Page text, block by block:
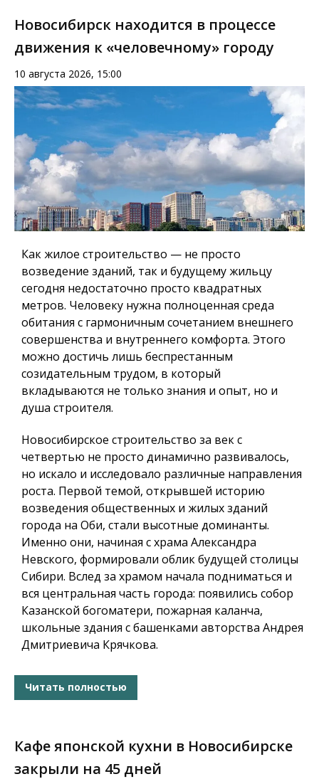
Новосибирск находится в процессе
движения к «человечному» городу
10 августа 2026, 15:00
Как жилое строительство — не просто
возведение зданий, так и будущему жильцу
сегодня недостаточно просто квадратных
метров. Человеку нужна полноценная среда
обитания с гармоничным сочетанием внешнего
совершенства и внутреннего комфорта. Этого
можно достичь лишь беспрестанным
созидательным трудом, в который
вкладываются не только знания и опыт, но и
душа строителя.
Новосибирское строительство за век с
четвертью не просто динамично развивалось,
но искало и исследовало различные направления
роста. Первой темой, открывшей историю
возведения общественных и жилых зданий
города на Оби, стали высотные доминанты.
Именно они, начиная с храма Александра
Невского, формировали облик будущей столицы
Сибири. Вслед за храмом начала подниматься и
вся центральная часть города: появились собор
Казанской богоматери, пожарная каланча,
школьные здания с башенками авторства Андрея
Дмитриевича Крячкова.
Читать полностью
Кафе японской кухни в Новосибирске
закрыли на 45 дней